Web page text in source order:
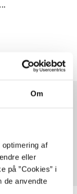
Om
af
eller
på ”Cookies” i
de anvendte